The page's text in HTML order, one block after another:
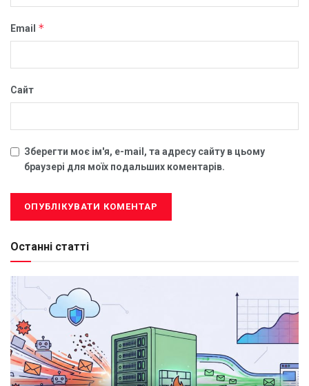
Email *
Сайт
Зберегти моє ім'я, e-mail, та адресу сайту в цьому
браузері для моїх подальших коментарів.
Останні статті